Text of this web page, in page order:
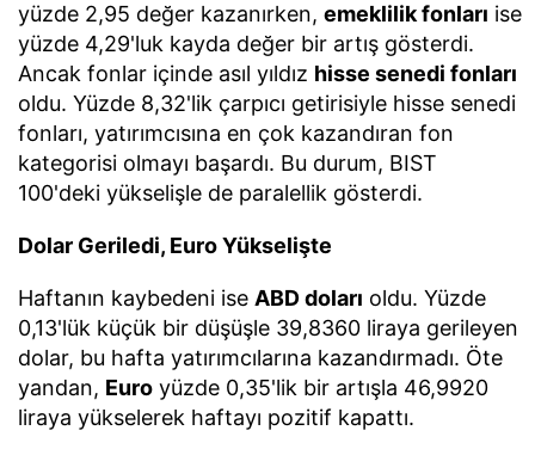
yüzde 2,95 değer kazanırken, emeklilik fonları ise
yüzde 4,29'luk kayda değer bir artış gösterdi.
Ancak fonlar içinde asıl yıldız hisse senedi fonları
oldu. Yüzde 8,32'lik çarpıcı getirisiyle hisse senedi
fonları, yatırımcısına en çok kazandıran fon
kategorisi olmayı başardı. Bu durum, BIST
100'deki yükselişle de paralellik gösterdi.
Dolar Geriledi, Euro Yükselişte
Haftanın kaybedeni ise ABD doları oldu. Yüzde
0,13'lük küçük bir düşüşle 39,8360 liraya gerileyen
dolar, bu hafta yatırımcılarına kazandırmadı. Öte
yandan, Euro yüzde 0,35'lik bir artışla 46,9920
liraya yükselerek haftayı pozitif kapattı.